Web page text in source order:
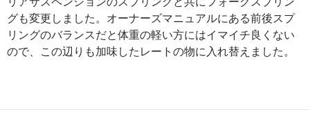
グも変更しました。オーナーズマニュアルにある前後スプ
リングのバランスだと体重の軽い方にはイマイチ良くない
ので、この辺りも加味したレートの物に入れ替えました。